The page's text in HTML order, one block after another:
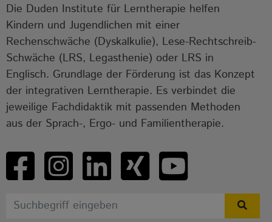
Die Duden Institute für Lerntherapie helfen
Kindern und Jugendlichen mit einer
Rechenschwäche (Dyskalkulie), Lese-Rechtschreib-
Schwäche (LRS, Legasthenie) oder LRS in
Englisch. Grundlage der Förderung ist das Konzept
der integrativen Lerntherapie. Es verbindet die
jeweilige Fachdidaktik mit passenden Methoden
aus der Sprach-, Ergo- und Familientherapie.